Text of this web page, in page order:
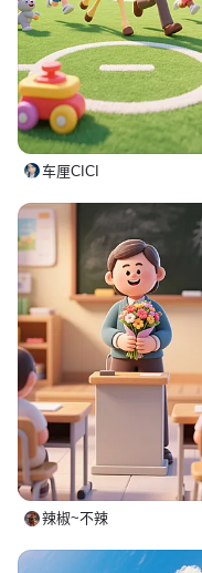
车厘CICI
辣椒~不辣